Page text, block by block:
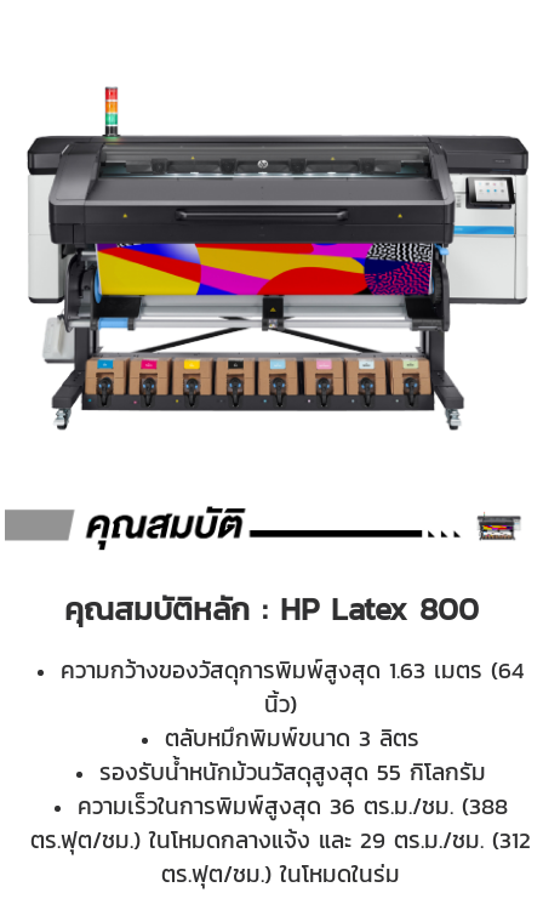
คุณสมบัติหลัก : HP Latex 800
ความกว้างของวัสดุการพิมพ์สูงสุด 1.63 เมตร (64
นิ้ว)
ตลับหมึกพิมพ์ขนาด 3 ลิตร
รองรับน้ำหนักม้วนวัสดุสูงสุด 55 กิโลกรัม
ความเร็วในการพิมพ์สูงสุด 36 ตร.ม./ชม. (388
ตร.ฟุต/ชม.) ในโหมดกลางแจ้ง และ 29 ตร.ม./ชม. (312
ตร.ฟุต/ชม.) ในโหมดในร่ม